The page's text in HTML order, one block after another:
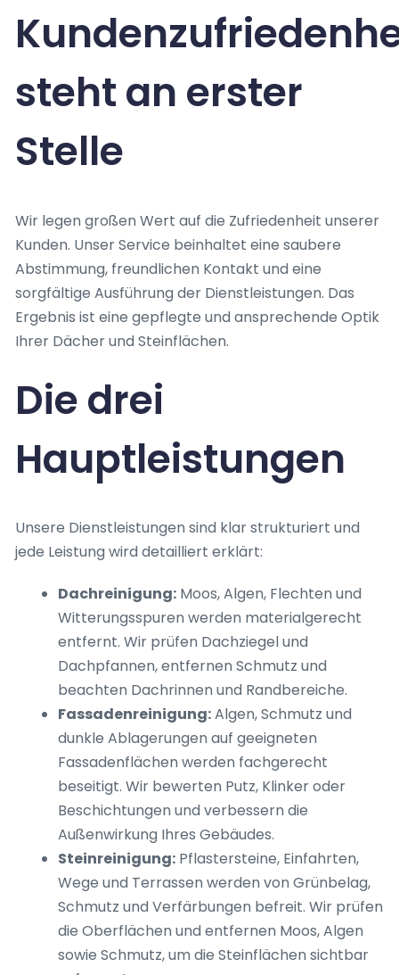
steht an erster
Stelle
Wir legen großen Wert auf die Zufriedenheit unserer
Kunden. Unser Service beinhaltet eine saubere
Abstimmung, freundlichen Kontakt und eine
sorgfältige Ausführung der Dienstleistungen. Das
Ergebnis ist eine gepflegte und ansprechende Optik
Ihrer Dächer und Steinflächen.
Die drei
Hauptleistungen
Unsere Dienstleistungen sind klar strukturiert und
jede Leistung wird detailliert erklärt:
Dachreinigung: Moos, Algen, Flechten und
Witterungsspuren werden materialgerecht
entfernt. Wir prüfen Dachziegel und
Dachpfannen, entfernen Schmutz und
beachten Dachrinnen und Randbereiche.
Fassadenreinigung:Algen, Schmutz und
dunkle Ablagerungen auf geeigneten
Fassadenflächen werden fachgerecht
beseitigt. Wir bewerten Putz, Klinker oder
Beschichtungen und verbessern die
Außenwirkung Ihres Gebäudes.
Steinreinigung: Pflastersteine, Einfahrten,
Wege und Terrassen werden von Grünbelag,
Schmutz und Verfärbungen befreit. Wir prüfen
die Oberflächen und entfernen Moos, Algen
sowie Schmutz, um die Steinflächen sichtbar